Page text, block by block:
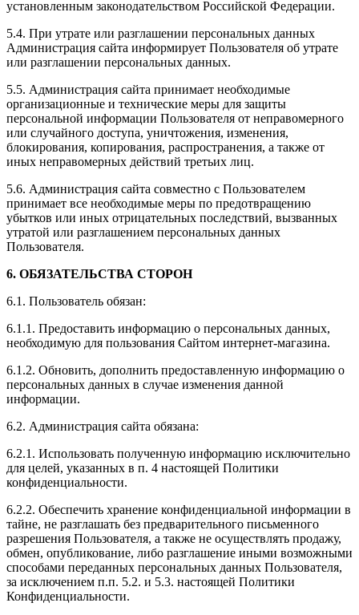
установленным законодательством Российской Федерации.
5.4. При утрате или разглашении персональных данных
Администрация сайта информирует Пользователя об утрате
или разглашении персональных данных.
5.5. Администрация сайта принимает необходимые
организационные и технические меры для защиты
персональной информации Пользователя от неправомерного
или случайного доступа, уничтожения, изменения,
блокирования, копирования, распространения, а также от
иных неправомерных действий третьих лиц.
5.6. Администрация сайта совместно с Пользователем
принимает все необходимые меры по предотвращению
убытков или иных отрицательных последствий, вызванных
утратой или разглашением персональных данных
Пользователя.
6. ОБЯЗАТЕЛЬСТВА СТОРОН
6.1. Пользователь обязан:
6.1.1. Предоставить информацию о персональных данных,
необходимую для пользования Сайтом интернет-магазина.
6.1.2. Обновить, дополнить предоставленную информацию о
персональных данных в случае изменения данной
информации.
6.2. Администрация сайта обязана:
6.2.1. Использовать полученную информацию исключительно
для целей, указанных в п. 4 настоящей Политики
конфиденциальности.
6.2.2. Обеспечить хранение конфиденциальной информации в
тайне, не разглашать без предварительного письменного
разрешения Пользователя, а также не осуществлять продажу,
обмен, опубликование, либо разглашение иными возможными
способами переданных персональных данных Пользователя,
за исключением п.п. 5.2. и 5.3. настоящей Политики
Конфиденциальности.